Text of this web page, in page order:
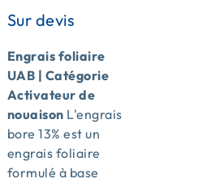
Engrais foliaire
UAB | Catégorie
Activateur de
nouaison L'engrais
bore 13% est un
engrais foliaire
formulé à base